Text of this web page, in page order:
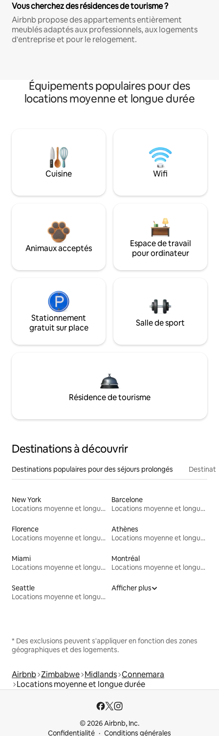
Vous cherchez des résidences de tourisme ?
Airbnb propose des appartements entièrement
meublés adaptés aux professionnels, aux logements
d'entreprise et pour le relogement.
Équipements populaires pour des
locations moyenne et longue durée
Cuisine Wifi
Animaux acceptés
Espace de travail
pour ordinateur
Stationnement
gratuit sur place
Salle de sport
Résidence de tourisme
Destinations à découvrir
Destinations populaires pour des séjours prolongés
New York
Locations moyenne et longue durée
Barcelone
Locations moyenne et longue durée
Florence
Locations moyenne et longue durée
Athènes
Locations moyenne et longue durée
Miami
Locations moyenne et longue durée
Montréal
Locations moyenne et longue durée
Seattle
Locations moyenne et longue durée
Afficher plus
* Des exclusions peuvent s'appliquer en fonction des zones
géographiques et des logements.
Airbnb Zimbabwe Midlands Connemara
Locations moyenne et longue durée
© 2026 Airbnb, Inc.
Confidentialité
Conditions générales